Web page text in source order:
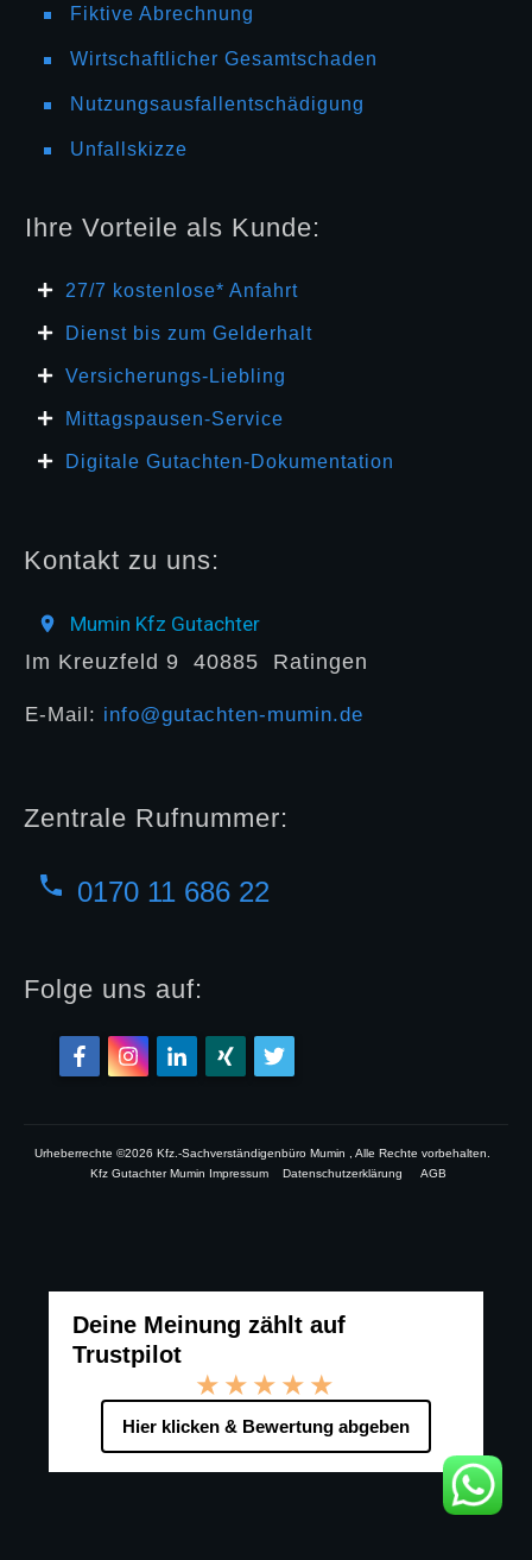
Fiktive Abrechnung
Wirtschaftlicher Gesamtschaden
Nutzungsausfallentschädigung
Unfallskizze
Ihre Vorteile als Kunde:
27/7 kosten lose* Anfahrt
Dienst bis zum Gelderhalt
Versicherungs-Liebling
Mittagspausen-Service
Digitale Gutachten-Dokumentation
Kontakt zu uns:
Mumin Kfz Gutachter
Im Kreuzfeld 9 40885 Ratingen
E-Mail: info@gutachten-mumin.de
Zentrale Rufnummer:
0170 11 686 22
Folge uns auf:
Urheberrechte ©2026 Kfz.-Sachverständigenbüro Mumin , Alle Rechte vorbehalten.
Kfz Gutachter Mumin Impressum
Datenschutzerklärung AGB
Deine Meinung zählt auf
Trustpilot
★★★★★
Hier klicken & Bewertung abgeben